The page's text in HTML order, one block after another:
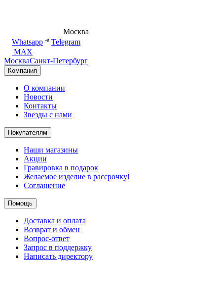
Москва
Whatsapp
Telegram
MAX
МоскваСанкт-Петербург
Компания
О компании
Новости
Контакты
Звезды с нами
Покупателям
Наши магазины
Акции
Гравировка в подарок
Желаемое изделие в рассрочку!
Соглашение
Помощь
Доставка и оплата
Возврат и обмен
Вопрос-ответ
Запрос в поддержку
Написать директору